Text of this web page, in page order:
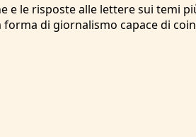
le risposte alle lettere sui temi
di giornalismo capace di